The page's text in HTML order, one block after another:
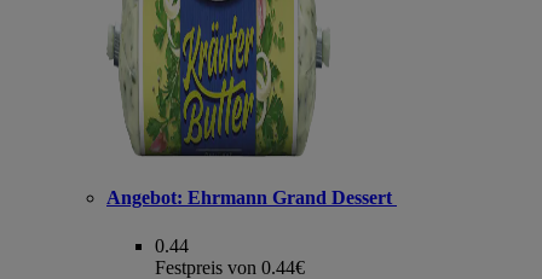
Angebot: Ehrmann Grand Dessert
0.44
Festpreis von 0.44€